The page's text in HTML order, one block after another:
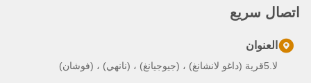
اتصال سريع
العنوان
لا.5قرية (داغو لانشانغ) ، (جيوجيانغ) ، (نانهي) ، (فوشان)